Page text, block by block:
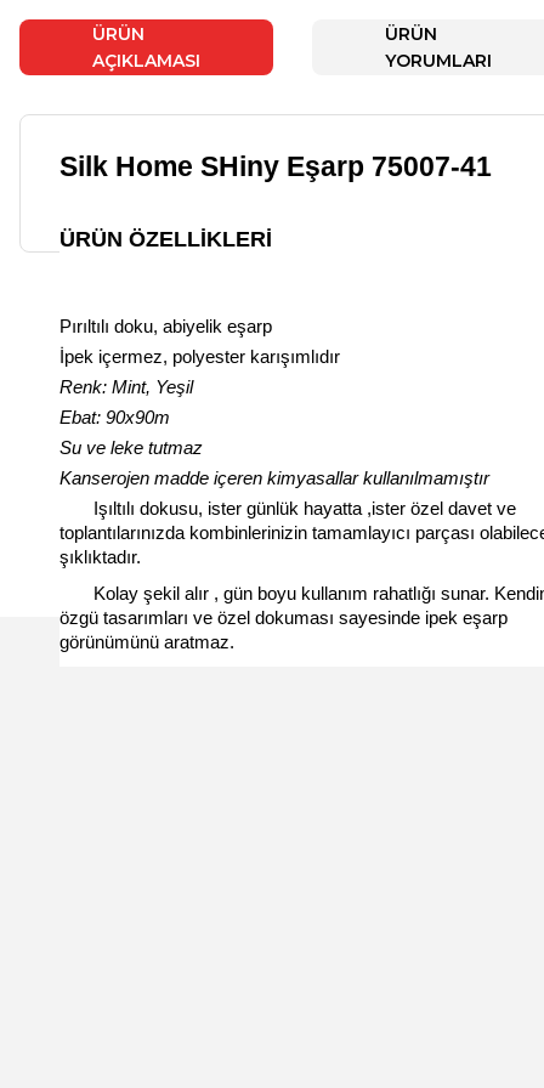
ÜRÜN
AÇIKLAMASI
ÜRÜN
YORUMLARI
Silk Home SHiny Eşarp 75007-41
ÜRÜN ÖZELLIKLERI
Pırıltılı doku, abiyelik eşarp
İpek içermez, polyester karışımlıdır
Renk: Mint, Yeşil
Ebat: 90x90m
Su ve leke tutmaz
Kanserojen madde içeren kimyasallar kullanılmamıştır
Işıltılı dokusu, ister günlük hayatta ,ister özel davet ve
toplantılarınızda kombinlerinizin tamamlayıcı parçası
şıklıktadır.
Kolay şekil alır , gün boyu kullanım rahatlığı sunar.
özgü tasarımları ve özel dokuması sayesinde ipek eşarp
görünümünü aratmaz.